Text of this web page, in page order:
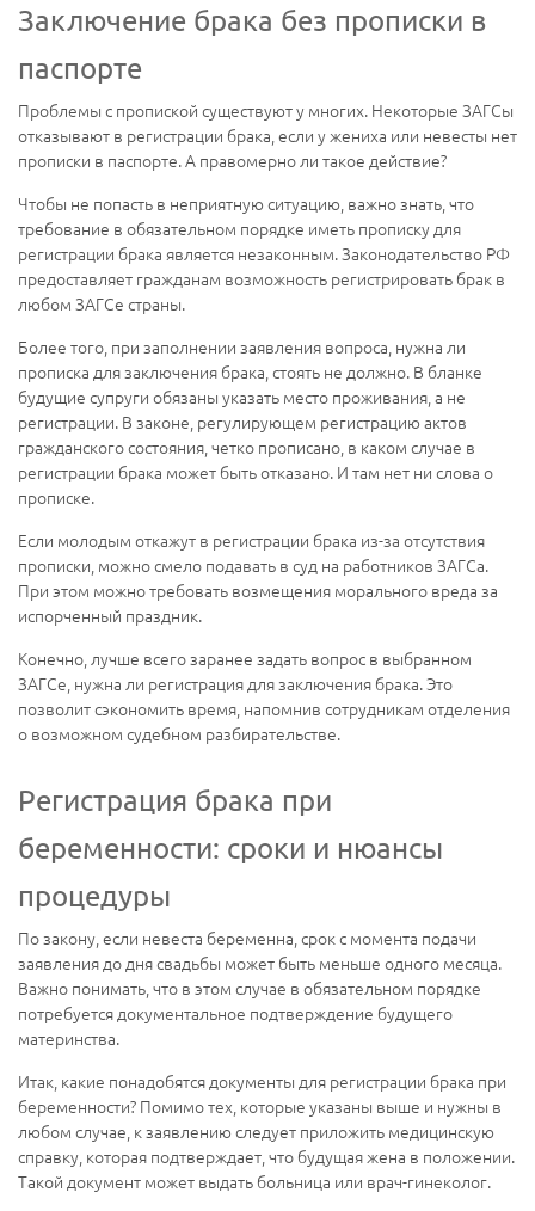
Заключение брака без прописки в
паспорте
Проблемы с пропиской существуют у многих. Некоторые ЗАГСы
отказывают в регистрации брака, если у жениха или невесты нет
прописки в паспорте. А правомерно ли такое действие?
Чтобы не попасть в неприятную ситуацию, важно знать, что
требование в обязательном порядке иметь прописку для
регистрации брака является незаконным. Законодательство РФ
предоставляет гражданам возможность регистрировать брак в
любом ЗАГСе страны.
Более того, при заполнении заявления вопроса, нужна ли
прописка для заключения брака, стоять не должно. В бланке
будущие супруги обязаны указать место проживания, а не
регистрации. В законе, регулирующем регистрацию актов
гражданского состояния, четко прописано, в каком случае в
регистрации брака может быть отказано. И там нет ни слова о
прописке.
Если молодым откажут в регистрации брака из-за отсутствия
прописки, можно смело подавать в суд на работников ЗАГСа.
При этом можно требовать возмещения морального вреда за
испорченный праздник.
Конечно, лучше всего заранее задать вопрос в выбранном
ЗАГСе, нужна ли регистрация для заключения брака. Это
позволит сэкономить время, напомнив сотрудникам отделения
о возможном судебном разбирательстве.
Регистрация брака при
беременности: сроки и нюансы
процедуры
По закону, если невеста беременна, срок с момента подачи
заявления до дня свадьбы может быть меньше одного месяца.
Важно понимать, что в этом случае в обязательном порядке
потребуется документальное подтверждение будущего
материнства.
Итак, какие понадобятся документы для регистрации брака при
беременности? Помимо тех, которые указаны выше и нужны в
любом случае, к заявлению следует приложить медицинскую
справку, которая подтверждает, что будущая жена в положении.
Такой документ может выдать больница или врач-гинеколог.